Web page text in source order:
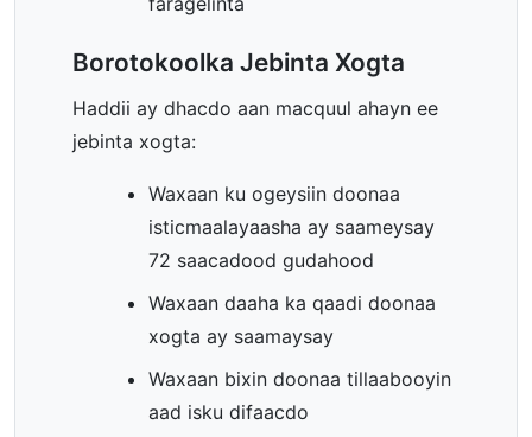
Borotokoolka Jebinta Xogta
Haddii ay dhacdo aan macquul ahayn ee
jebinta xogta:
Waxaan ku ogeysiin doonaa
isticmaalayaasha ay saameysay
72 saacadood gudahood
Waxaan daaha ka qaadi doonaa
xogta ay saamaysay
Waxaan bixin doonaa tillaabooyin
aad isku difaacdo